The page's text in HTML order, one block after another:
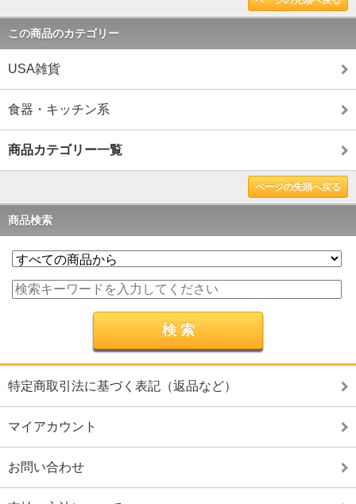
この商品のカテゴリー
USA雑貨
食器・キッチン系
商品カテゴリー一覧
ページの先頭へ戻る
商品検索
特定商取引法に基づく表記（返品など）
マイアカウント
お問い合わせ